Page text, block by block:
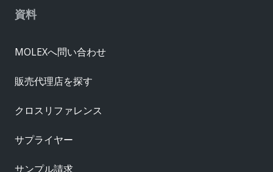
資料
MOLEXへ問い合わせ
販売代理店を探す
クロスリファレンス
サプライヤー
サンプル請求